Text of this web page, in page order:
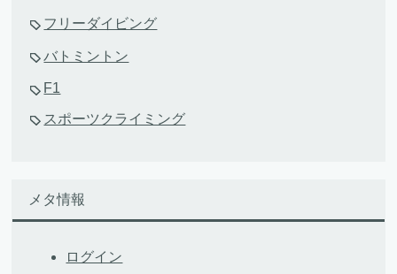
フリーダイビング
バトミントン
F1
スポーツクライミング
メタ情報
ログイン